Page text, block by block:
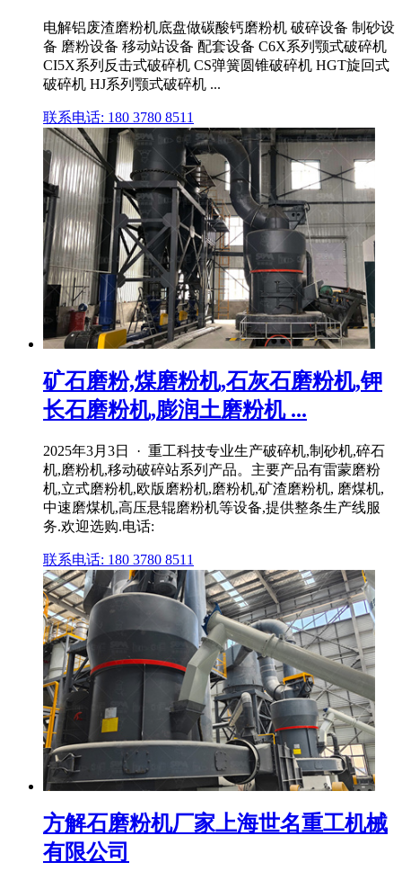
电解铝废渣磨粉机底盘做碳酸钙磨粉机 破碎设备 制砂设
备 磨粉设备 移动站设备 配套设备 C6X系列颚式破碎机
CI5X系列反击式破碎机 CS弹簧圆锥破碎机 HGT旋回式
破碎机 HJ系列颚式破碎机 ...
联系电话: 180 3780 8511
矿石磨粉,煤磨粉机,石灰石磨粉机,钾
长石磨粉机,膨润土磨粉机 ...
2025年3月3日 · 重工科技专业生产破碎机,制砂机,碎石
机,磨粉机,移动破碎站系列产品。主要产品有雷蒙磨粉
机,立式磨粉机,欧版磨粉机,磨粉机,矿渣磨粉机, 磨煤机,
中速磨煤机,高压悬辊磨粉机等设备,提供整条生产线服
务.欢迎选购.电话:
联系电话: 180 3780 8511
方解石磨粉机厂家上海世名重工机械
有限公司